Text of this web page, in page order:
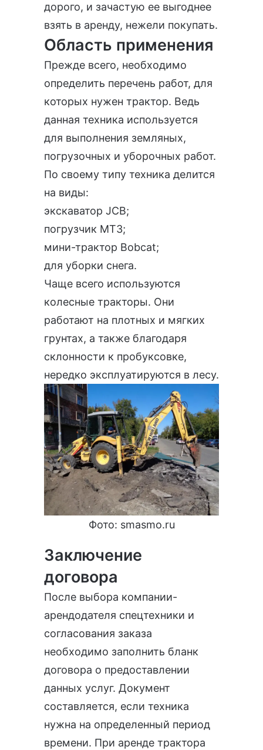
дорого, и зачастую ее выгоднее
взять в аренду, нежели покупать.
Область применения
Прежде всего, необходимо
определить перечень работ, для
которых нужен трактор. Ведь
данная техника используется
для выполнения земляных,
погрузочных и уборочных работ.
По своему типу техника делится
на виды:
экскаватор JCB;
погрузчик МТЗ;
мини-трактор Bobcat;
для уборки снега.
Чаще всего используются
колесные тракторы. Они
работают на плотных и мягких
грунтах, а также благодаря
склонности к пробуксовке,
нередко эксплуатируются в лесу.
Фото: smasmo.ru
Заключение
договора
После выбора компании-
арендодателя спецтехники и
согласования заказа
необходимо заполнить бланк
договора о предоставлении
данных услуг. Документ
составляется, если техника
нужна на определенный период
времени. При аренде трактора